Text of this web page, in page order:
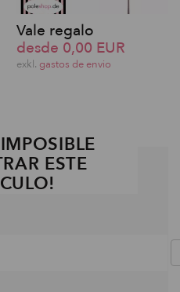
Vale regalo
desde 0,00 EUR
exkl. gastos de envio
ESTE